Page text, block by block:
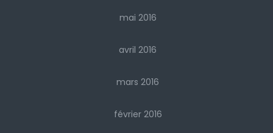
mai 2016
avril 2016
mars 2016
février 2016